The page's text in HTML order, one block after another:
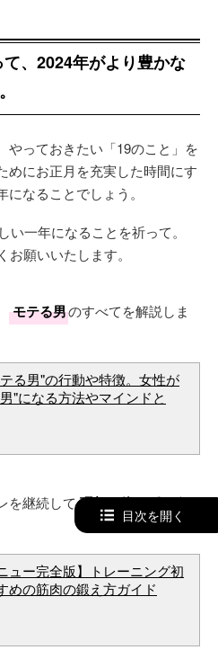
、2024年がより豊かな
やっておきたい「19のこと」を
めにお正月を充実した時間にす
なることでしょう。
一年になることを祈って。
願いいたします。
モテる男のすべてを解説しま
る男"の行動や特徴。女性が
"になる方法やマインドと
を継続して理想の体を手に入
ュー完全版】トレーニング初
めの筋肉の鍛え方ガイド
目次を開く